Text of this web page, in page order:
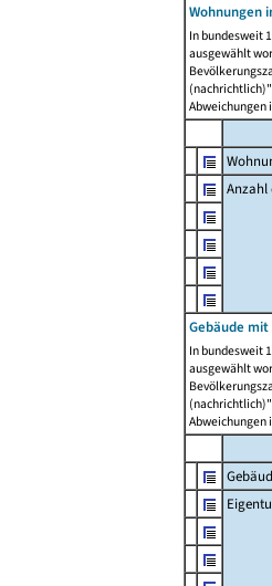
Wohnungen
In bundesweit
ausgewählt
Abweichungen
Anzahl
Gebäude
In bundesweit
ausgewählt
Abweichungen